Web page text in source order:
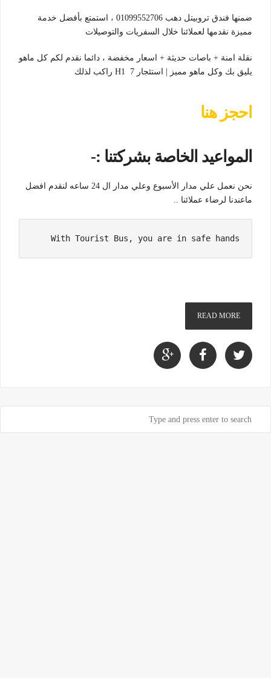
ضمنها فندق تروبيتل دهب 01099552706 ، استمتع بأفضل خدمة
مميزة نقدمها لعملائنا خلال السفريات والتوصيلات
نقلة امنة + باصات حديثة + اسعار مخفضة ، دائما نقدم لكم كل ماهو
يليق بك وكل ماهو مميز | استئجار H1 7 راكب لذلك
احجز هنا
المواعيد الخاصة بشركتنا :-
نحن نعمل علي مدار الأسبوع وعلي مدار ال 24 ساعه لنقدم افضل
ماعندنا لرضاء عملائنا ..
With Tourist Bus, you are in safe hands
READ MORE